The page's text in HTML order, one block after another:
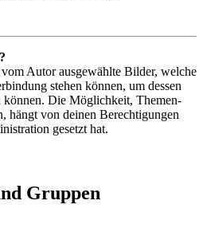
Autor ausgewählte Bilder, welche
stehen können, um dessen
können. Die Möglichkeit, Themen-
hängt von deinen Berechtigungen
gesetzt hat.
Gruppen